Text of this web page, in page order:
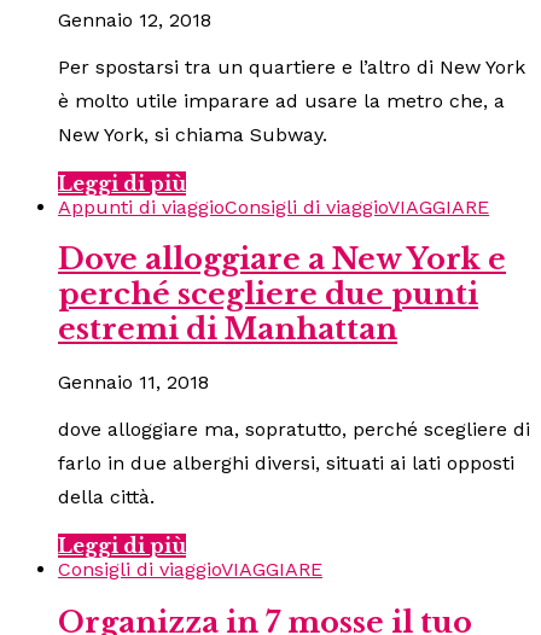
Gennaio 12, 2018
Per spostarsi tra un quartiere e l’altro di New York
è molto utile imparare ad usare la metro che, a
New York, si chiama Subway.
Leggi di più
Appunti di viaggioConsigli di viaggioVIAGGIARE
Dove alloggiare a New York e
perché scegliere due punti
estremi di Manhattan
Gennaio 11, 2018
dove alloggiare ma, sopratutto, perché scegliere di
farlo in due alberghi diversi, situati ai lati opposti
della città.
Leggi di più
Consigli di viaggioVIAGGIARE
Organizza in 7 mosse il tuo